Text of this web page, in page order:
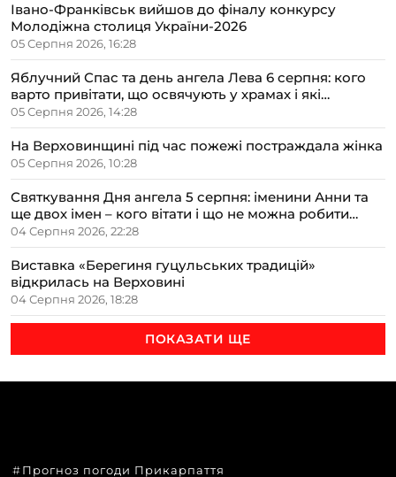
Івано-Франківськ вийшов до фіналу конкурсу
Молодіжна столиця України-2026
05 Серпня 2026, 16:28
Яблучний Спас та день ангела Лева 6 серпня: кого
варто привітати, що освячують у храмах і які
прикмети передбачають осінь
05 Серпня 2026, 14:28
На Верховинщині під час пожежі постраждала жінка
05 Серпня 2026, 10:28
Святкування Дня ангела 5 серпня: іменини Анни та
ще двох імен – кого вітати і що не можна робити
цього дня
04 Серпня 2026, 22:28
Виставка «Берегиня гуцульських традицій»
відкрилась на Верховині
04 Серпня 2026, 18:28
ПОКАЗАТИ ЩЕ
Прогноз погоди Прикарпаття